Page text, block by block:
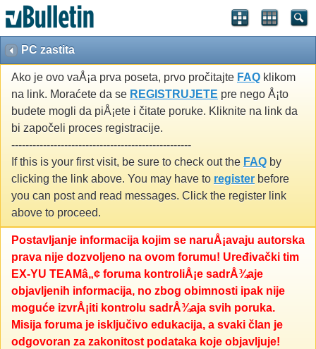
PC zastita
Ako je ovo vaÅ¡a prva poseta, prvo pročitajte FAQ klikom
na link. Moraćete da se REGISTRUJETE pre nego Å¡to
budete mogli da piÅ¡ete i čitate poruke. Kliknite na link da
bi započeli proces registracije.
---------------------------------------------------
If this is your first visit, be sure to check out the FAQ by
clicking the link above. You may have to register before
you can post and read messages. Click the register link
above to proceed.
Postavljanje informacija kojim se naruÅ¡avaju autorska
prava nije dozvoljeno na ovom forumu! Uređivački tim
EX-YU TEAMâ„¢ foruma kontroliÅ¡e sadrÅ¾aje
objavljenih informacija, no zbog obimnosti ipak nije
moguće izvrÅ¡iti kontrolu sadrÅ¾aja svih poruka.
Misija foruma je isključivo edukacija, a svaki član je
odgovoran za zakonitost podataka koje objavljuje!